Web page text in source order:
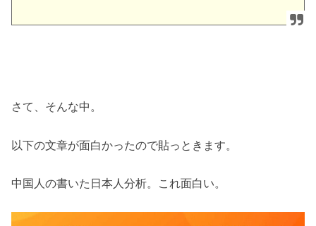
さて、そんな中。
以下の文章が面白かったので貼っときます。
中国人の書いた日本人分析。これ面白い。